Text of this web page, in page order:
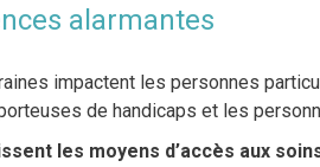
alarmantes
impactent les personnes
de handicaps et les
les moyens d’accès aux